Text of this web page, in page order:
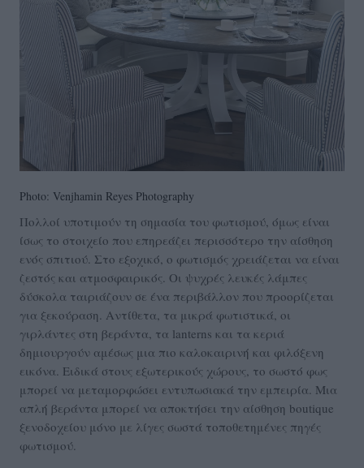
Photo: Venjhamin Reyes Photography
Πολλοί υποτιμούν τη σημασία του φωτισμού, όμως είναι
ίσως το στοιχείο που επηρεάζει περισσότερο την αίσθηση
ενός σπιτιού. Στο εξοχικό, ο φωτισμός χρειάζεται να είναι
ζεστός και ατμοσφαιρικός. Οι ψυχρές λευκές λάμπες
δύσκολα ταιριάζουν σε ένα περιβάλλον που προορίζεται
για ξεκούραση. Αντίθετα, τα μικρά φωτιστικά, οι
γιρλάντες στη βεράντα, τα lanterns και τα κεριά
δημιουργούν αμέσως μια πιο καλοκαιρινή και φιλόξενη
εικόνα. Ειδικά στους εξωτερικούς χώρους, το σωστό φως
μπορεί να μεταμορφώσει εντυπωσιακά την εμπειρία. Μια
απλή βεράντα μπορεί να αποκτήσει την αίσθηση boutique
ξενοδοχείου μόνο με λίγες σωστά τοποθετημένες πηγές
φωτισμού.